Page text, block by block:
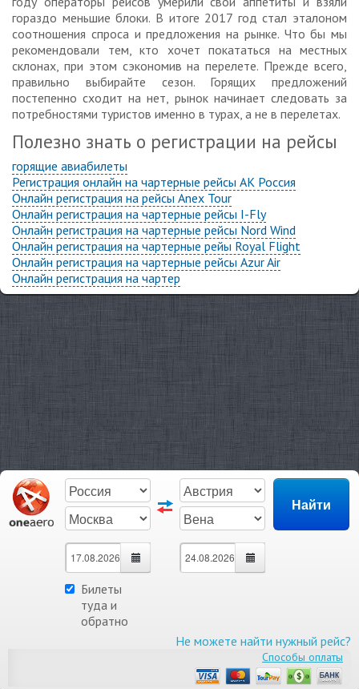
гораздо меньшие блоки. В итоге 2017 год стал эталоном
соотношения спроса и предложения на рынке. Что бы мы
рекомендовали тем, кто хочет покататься на местных
склонах, при этом сэкономив на перелете. Прежде всего,
правильно выбирайте сезон. Горящих предложений
постепенно сходит на нет, рынок начинает следовать за
потребностями туристов именно в турах, а не в перелетах.
Полезно знать о регистрации на рейсы
горящие авиабилеты
Регистрация онлайн на чартерные рейсы АК Россия
Онлайн регистрация на рейсы Anex Tour
Онлайн регистрация на чартерные рейсы I-Fly
Онлайн регистрация на чартерные рейсы Nord Wind
Онлайн регистрация на чартерные рейы Royal Flight
Онлайн регистрация на чартерные рейсы Azur Air
Онлайн регистрация на чартер
Билеты
туда и
обратно
Не можете найти нужный рейс?
Способы оплаты